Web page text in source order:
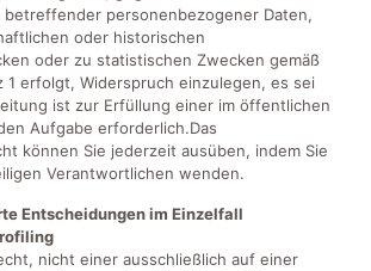
betreffender personenbezogener Daten,
oder historischen
oder zu statistischen Zwecken gemäß
1 erfolgt, Widerspruch einzulegen, es sei
ist zur Erfüllung einer im öffentlichen
Aufgabe erforderlich.Das
können Sie jederzeit ausüben, indem Sie
Verantwortlichen wenden.
Entscheidungen im Einzelfall
nicht einer ausschließlich auf einer